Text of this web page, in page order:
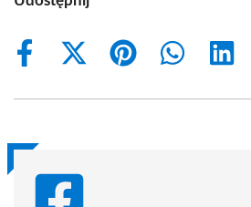
Share
Share
(Twitter)
Share
Share
Share